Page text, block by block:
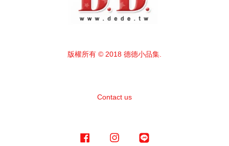
版權所有 © 2018 德德小品集.
Contact us
Facebook Instagram